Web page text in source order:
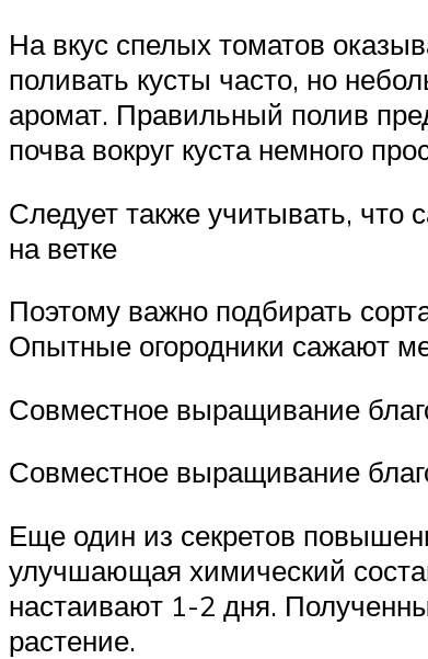
На вкус спелых томатов
поливать кусты часто, но
аромат. Правильный полив
почва вокруг куста немного
Следует также учитывать, что
на ветке
Поэтому важно подбирать
Опытные огородники сажают
Совместное выращивание
Совместное выращивание
Еще один из секретов
улучшающая химический
настаивают 1-2 дня.
растение.